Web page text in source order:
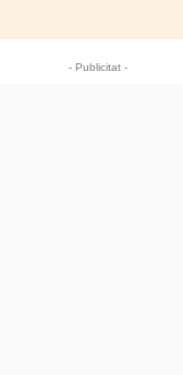
- Publicitat -